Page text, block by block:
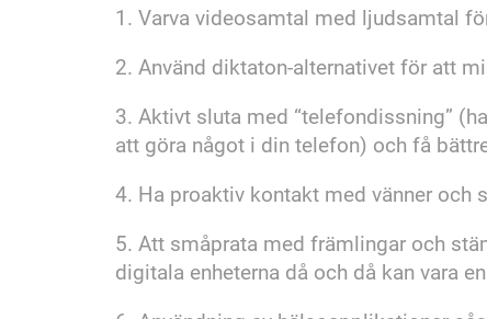
1. Varva videosamtal med ljudsamtal
2. Använd diktaton-alternativet för att
3. Aktivt sluta med “telefondissning”
att göra något i din telefon) och få
4. Ha proaktiv kontakt med vänner
5. Att småprata med främlingar och
digitala enheterna då och då kan vara